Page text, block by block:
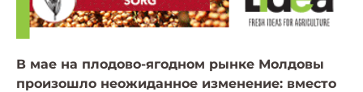
В мае на плодово-ягодном рынке Молдовы
произошло неожиданное изменение: вместо